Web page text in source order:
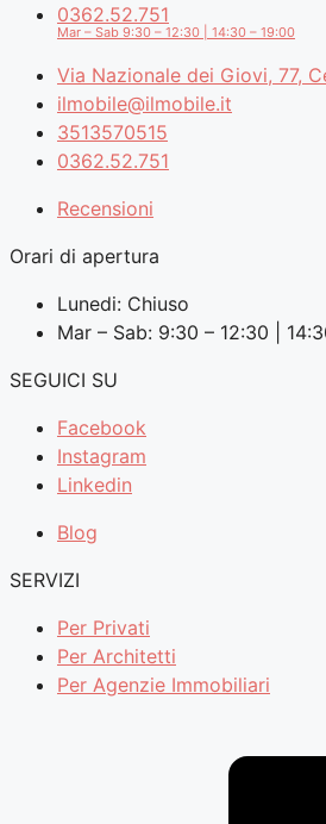
0362.52.751
Mar – Sab 9:30 – 12:30 | 14:30 – 19:00
Via Nazionale dei Giovi, 77,
ilmobile@ilmobile.it
3513570515
0362.52.751
Recensioni
Orari di apertura
Lunedi: Chiuso
Mar – Sab: 9:30 – 12:30 |
SEGUICI SU
Facebook
Instagram
Linkedin
Blog
SERVIZI
Per Privati
Per Architetti
Per Agenzie Immobiliari